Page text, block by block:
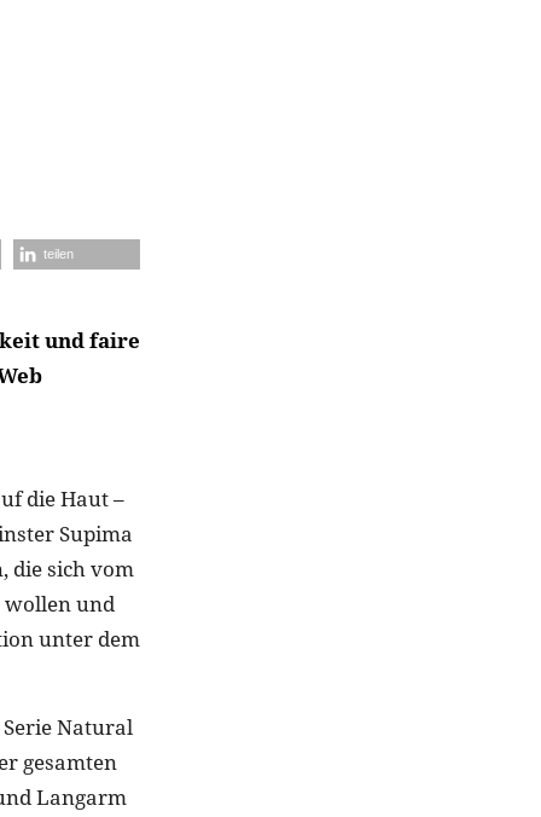
teilen
und faire
die Haut –
Supima
die sich vom
wollen und
unter dem
Serie Natural
gesamten
Langarm